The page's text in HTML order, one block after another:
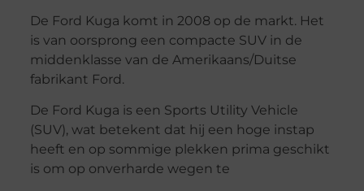
De Ford Kuga komt in 2008 op de markt. Het
is van oorsprong een compacte SUV in de
middenklasse van de Amerikaans/Duitse
fabrikant Ford.
De Ford Kuga is een Sports Utility Vehicle
(SUV), wat betekent dat hij een hoge instap
heeft en op sommige plekken prima geschikt
is om op onverharde wegen te